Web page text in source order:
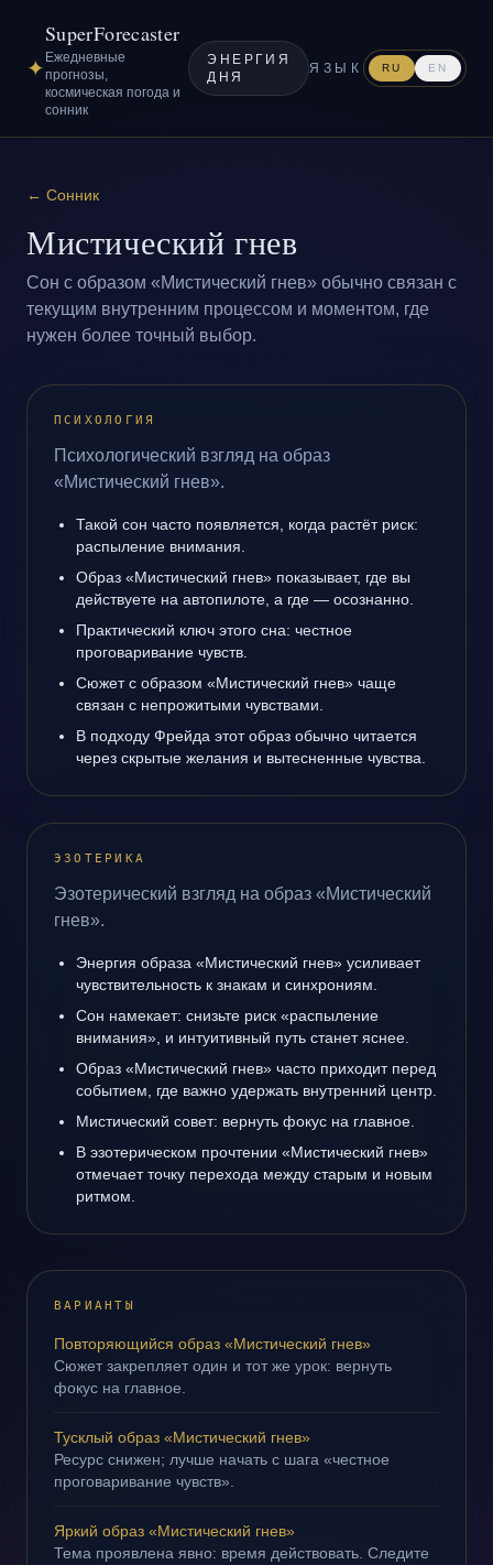
✦
SuperForecaster
Ежедневные
прогнозы,
космическая погода и
сонник
ЭНЕРГИЯ
ДНЯ
ЯЗЫК RU EN
← Сонник
Мистический гнев
Сон с образом «Мистический гнев» обычно связан с
текущим внутренним процессом и моментом, где
нужен более точный выбор.
ПСИХОЛОГИЯ
Психологический взгляд на образ
«Мистический гнев».
Такой сон часто появляется, когда растёт риск:
распыление внимания.
Образ «Мистический гнев» показывает, где вы
действуете на автопилоте, а где — осознанно.
Практический ключ этого сна: честное
проговаривание чувств.
Сюжет с образом «Мистический гнев» чаще
связан с непрожитыми чувствами.
В подходу Фрейда этот образ обычно читается
через скрытые желания и вытесненные чувства.
ЭЗОТЕРИКА
Эзотерический взгляд на образ «Мистический
гнев».
Энергия образа «Мистический гнев» усиливает
чувствительность к знакам и синхрониям.
Сон намекает: снизьте риск «распыление
внимания», и интуитивный путь станет яснее.
Образ «Мистический гнев» часто приходит перед
событием, где важно удержать внутренний центр.
Мистический совет: вернуть фокус на главное.
В эзотерическом прочтении «Мистический гнев»
отмечает точку перехода между старым и новым
ритмом.
ВАРИАНТЫ
Повторяющийся образ «Мистический гнев»
Сюжет закрепляет один и тот же урок: вернуть
фокус на главное.
Тусклый образ «Мистический гнев»
Ресурс снижен; лучше начать с шага «честное
проговаривание чувств».
Яркий образ «Мистический гнев»
Тема проявлена явно: время действовать. Следите